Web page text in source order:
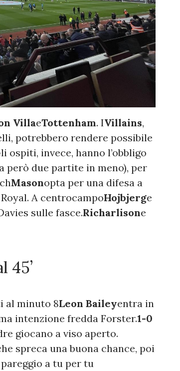
VillaeTottenham. IVillains,
potrebbero rendere possibile
ospiti, invece, hanno l’obbligo
però due partite in meno), per
Masonopta per una difesa a
A centrocampoHojbjerge
sulle fasce.Richarlisone
45’
al minuto 8Leon Baileyentra in
intenzione fredda Forster.1-0
giocano a viso aperto.
spreca una buona chance, poi
a tu per tu